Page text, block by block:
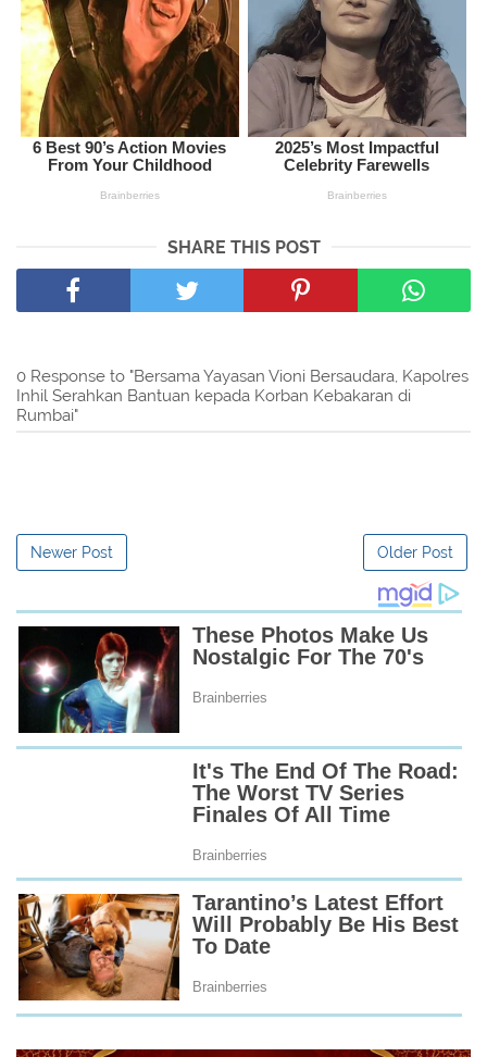
SHARE THIS POST
0 Response to "Bersama Yayasan Vioni Bersaudara, Kapolres
Inhil Serahkan Bantuan kepada Korban Kebakaran di
Rumbai"
Newer Post Older Post